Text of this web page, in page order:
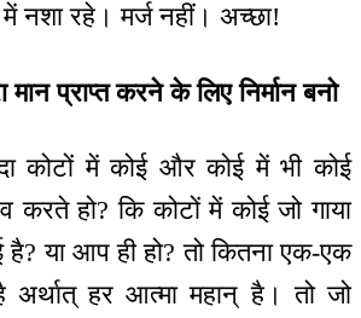
नशा रहे। मर्ज नहीं। अच्छा!
मान प्राप्त करने के लिए निर्मान बनो
कोटों में कोई और कोई में भी कोई
करते हो? कि कोटों में कोई जो गाया
या आप ही हो? तो कितना एक-एक
अर्थात् हर आत्मा महान् है। तो जो